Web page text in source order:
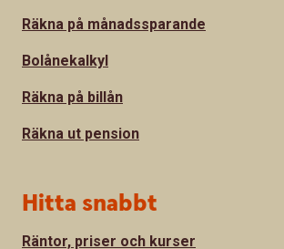
Räkna på månadssparande
Bolånekalkyl
Räkna på billån
Räkna ut pension
Hitta snabbt
Räntor, priser och kurser